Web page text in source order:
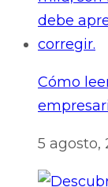
Cómo
5 agosto,